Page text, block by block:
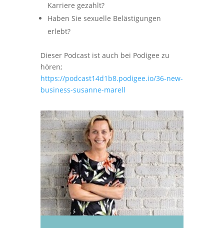
Karriere gezahlt?
Haben Sie sexuelle Belästigungen
erlebt?
Dieser Podcast ist auch bei Podigee zu
hören;
https://podcast14d1b8.podigee.io/36-new-
business-susanne-marell